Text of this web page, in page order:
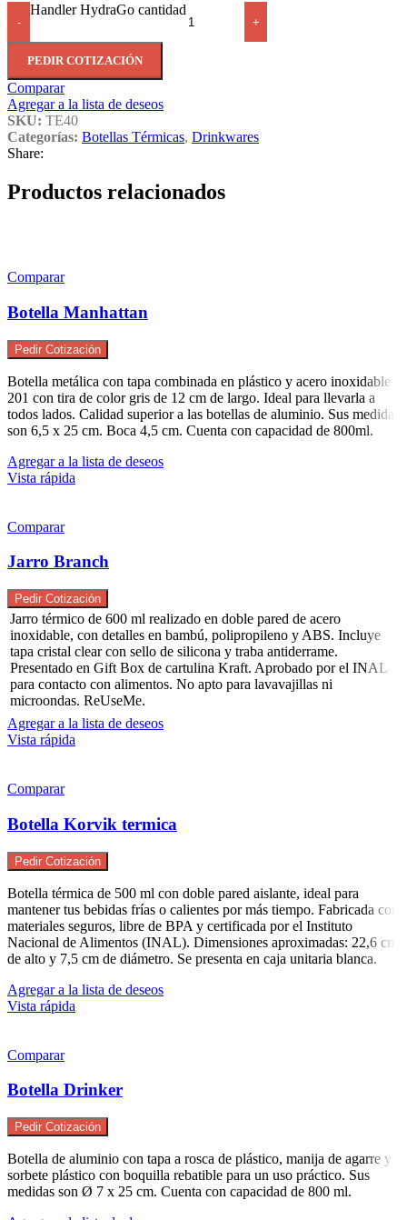
-
Handler HydraGo cantidad
+
PEDIR COTIZACIÓN
Comparar
Agregar a la lista de deseos
SKU: TE40
Categorías: Botellas Térmicas, Drinkwares
Share:
Productos relacionados
Comparar
Botella Manhattan
Pedir Cotización
Botella metálica con tapa combinada en plástico y acero inoxidable
201 con tira de color gris de 12 cm de largo. Ideal para llevarla a
todos lados. Calidad superior a las botellas de aluminio. Sus medidas
son 6,5 x 25 cm. Boca 4,5 cm. Cuenta con capacidad de 800ml.
Agregar a la lista de deseos
Vista rápida
Comparar
Jarro Branch
Pedir Cotización
Jarro térmico de 600 ml realizado en doble pared de acero
inoxidable, con detalles en bambú, polipropileno y ABS. Incluye
tapa cristal clear con sello de silicona y traba antiderrame.
Presentado en Gift Box de cartulina Kraft. Aprobado por el INAL
para contacto con alimentos. No apto para lavavajillas ni
microondas. ReUseMe.
Agregar a la lista de deseos
Vista rápida
Comparar
Botella Korvik termica
Pedir Cotización
Botella térmica de 500 ml con doble pared aislante, ideal para
mantener tus bebidas frías o calientes por más tiempo. Fabricada con
materiales seguros, libre de BPA y certificada por el Instituto
Nacional de Alimentos (INAL). Dimensiones aproximadas: 22,6 cm
de alto y 7,5 cm de diámetro. Se presenta en caja unitaria blanca.
Agregar a la lista de deseos
Vista rápida
Comparar
Botella Drinker
Pedir Cotización
Botella de aluminio con tapa a rosca de plástico, manija de agarre y
sorbete plástico con boquilla rebatible para un uso práctico. Sus
medidas son Ø 7 x 25 cm. Cuenta con capacidad de 800 ml.